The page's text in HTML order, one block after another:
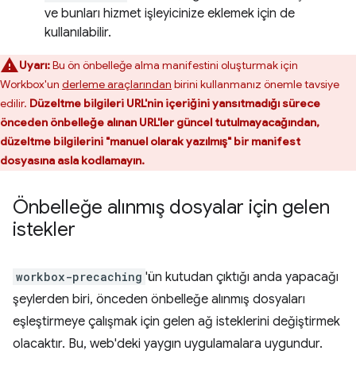
ve bunları hizmet işleyicinize eklemek için de
kullanılabilir.
Uyarı:Bu ön önbelleğe alma manifestini oluşturmak için
Workbox'un derleme araçlarından birini kullanmanız önemle tavsiye
edilir. Düzeltme bilgileri URL'nin içeriğini yansıtmadığı sürece
önceden önbelleğe alınan URL'ler güncel tutulmayacağından,
düzeltme bilgilerini "manuel olarak yazılmış" bir manifest
dosyasına asla kodlamayın.
Önbelleğe alınmış dosyalar için gelen
istekler
workbox-precaching 'ün kutudan çıktığı anda yapacağı
şeylerden biri, önceden önbelleğe alınmış dosyaları
eşleştirmeye çalışmak için gelen ağ isteklerini değiştirmek
olacaktır. Bu, web'deki yaygın uygulamalara uygundur.